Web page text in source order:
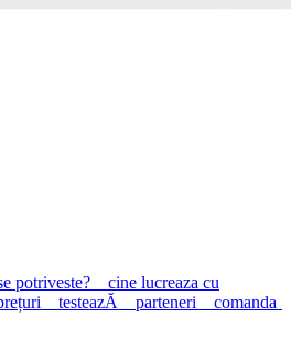
potriveste?
cine lucreaza cu
testeazĂ parteneri comanda